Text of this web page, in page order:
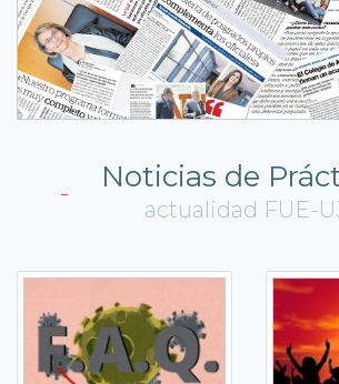
Noticias de
actualidad FUE-